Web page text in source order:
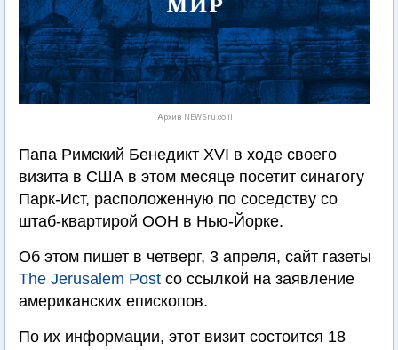
Архив NEWSru.co.il
Папа Римский Бенедикт XVI в ходе своего
визита в США в этом месяце посетит синагогу
Парк-Ист, расположенную по соседству со
штаб-квартирой ООН в Нью-Йорке.
Об этом пишет в четверг, 3 апреля, сайт газеты
The Jerusalem Post со ссылкой на заявление
американских епископов.
По их информации, этот визит состоится 18